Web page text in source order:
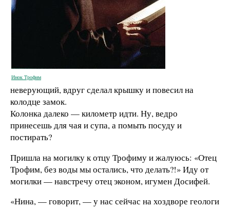
Инок Трофим
неверующий, вдруг сделал крышку и повесил на
колодце замок.
Колонка далеко — километр идти. Ну, ведро
принесешь для чая и супа, а помыть посуду и
постирать?
Пришла на могилку к отцу Трофиму и жалуюсь: «Отец
Трофим, без воды мы остались, что делать?!» Иду от
могилки — навстречу отец эконом, игумен Досифей.
«Нина, — говорит, — у нас сейчас на хоздворе геологи